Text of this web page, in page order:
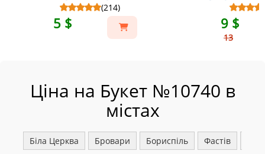
(214)
5 $ 9 $
13
Ціна на Букет №10740 в
містах
Біла Церква Бровари Бориспіль Фастів